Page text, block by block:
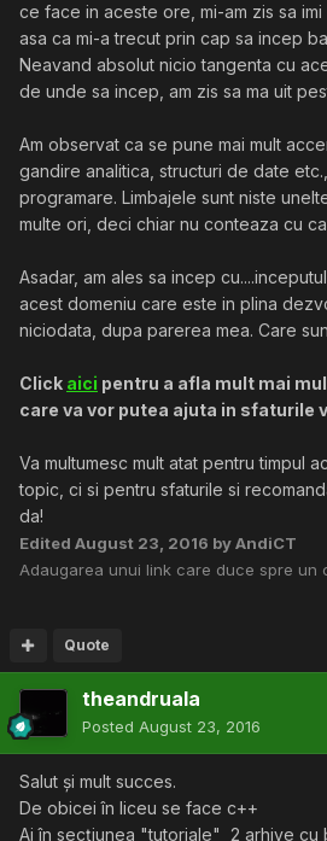
ce face in aceste ore, mi-am zis sa
asa ca mi-a trecut prin cap sa incep
Neavand absolut nicio tangenta cu
de unde sa incep, am zis sa ma uit
Am observat ca se pune mai mult
gandire analitica, structuri de date
programare. Limbajele sunt niste
multe ori, deci chiar nu conteaza cu
Asadar, am ales sa incep
acest domeniu care este in plina
niciodata, dupa parerea mea. Care
Click aici pentru a afla mult mai
care va vor putea ajuta in sfaturile
Va multumesc mult atat pentru timpul
topic, ci si pentru sfaturile si
da!
Edited August 23, 2016 by AndiCT
Adaugarea unui link care duce spre un
Quote
theandruala
Posted August 23, 2016
Salut și mult succes.
De obicei în liceu se face c++
Ai în secțiunea "tutoriale" 2 arhive cu